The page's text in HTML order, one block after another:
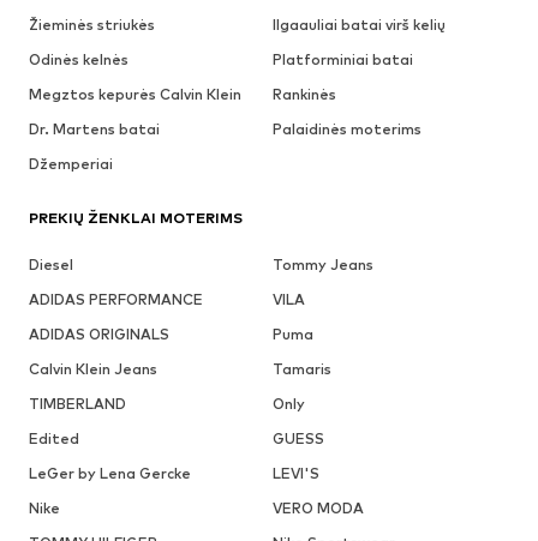
Žieminės striukės
Ilgaauliai batai virš kelių
Odinės kelnės
Platforminiai batai
Megztos kepurės Calvin Klein
Rankinės
Dr. Martens batai
Palaidinės moterims
Džemperiai
PREKIŲ ŽENKLAI MOTERIMS
Diesel
Tommy Jeans
ADIDAS PERFORMANCE
VILA
ADIDAS ORIGINALS
Puma
Calvin Klein Jeans
Tamaris
TIMBERLAND
Only
Edited
GUESS
LeGer by Lena Gercke
LEVI'S
Nike
VERO MODA